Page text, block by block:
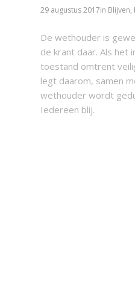
29 augustus 2017in Blijven,
De wethouder is
de krant daar. Als het
toestand omtrent
legt daarom, samen
wethouder wordt
Iedereen blij.